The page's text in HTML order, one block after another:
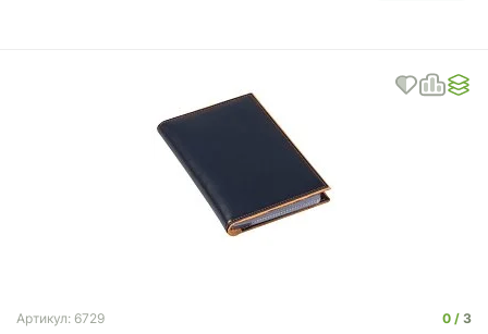
Артикул: 6729 0
3